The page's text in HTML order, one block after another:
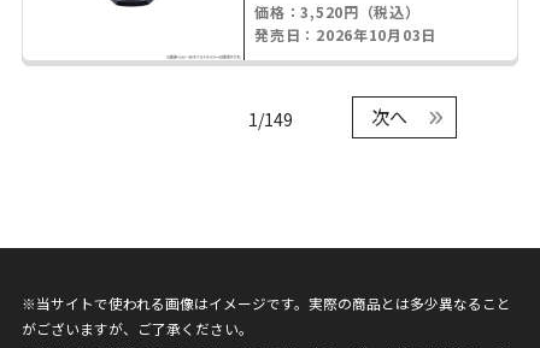
価格：3,520円（税込）
発売日：2026年10月03日
1/149 次へ
※当サイトで使われる画像はイメージです。実際の商品とは多少異なること
がございますが、ご了承ください。